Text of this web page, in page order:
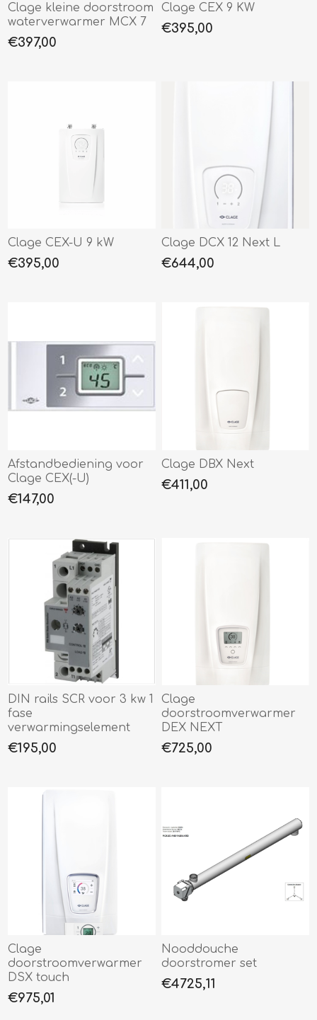
Clage kleine doorstroom
waterverwarmer MCX 7
€397,00
Clage CEX 9 KW
€395,00
Clage CEX-U 9 kW
€395,00
Clage DCX 12 Next L
€644,00
Afstandbediening voor
Clage CEX(-U)
€147,00
Clage DBX Next
€411,00
DIN rails SCR voor 3 kw 1
fase
verwarmingselement
€195,00
Clage
doorstroomverwarmer
DEX NEXT
€725,00
Clage
doorstroomverwarmer
DSX touch
€975,01
Nooddouche
doorstromer set
€4725,11